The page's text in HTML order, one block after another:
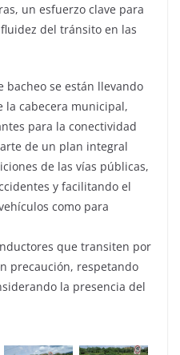
un esfuerzo clave para
del tránsito en las
bacheo se están llevando
la cabecera municipal,
para la conectividad
de un plan integral
de las vías públicas,
y facilitando el
como para
que transiten por
precaución, respetando
la presencia del